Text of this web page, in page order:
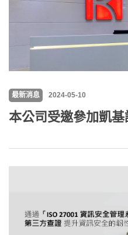
最新消息 2024-05-10
本公司受邀參加凱